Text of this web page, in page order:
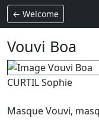
← Welcome
Vouvi Boa
CURTIL Sophie
Masque Vouvi,